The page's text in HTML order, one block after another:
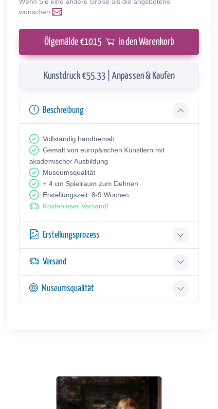
Wenn Sie eine andere Größe als die angebotene
wünschen
Ölgemälde €1015 in den Warenkorb
Kunstdruck €55.33 | Anpassen & Kaufen
Beschreibung
Vollständig handbemalt
Gemalt von europäischen Künstlern mit
akademischer Ausbildung
Museumsqualität
+ 4 cm Spielraum zum Dehnen
Erstellungszeit: 8-9 Wochen
Kostenloser Versand!
Erstellungsprozess
Versand
Museumsqualität